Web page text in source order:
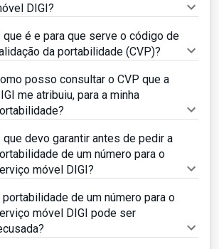
DIGI?
que é e para que serve o código de
da portabilidade (CVP)?
posso consultar o CVP que a
me atribuiu, para a minha
que devo garantir antes de pedir a
de um número para o
móvel DIGI?
portabilidade de um número para o
móvel DIGI pode ser